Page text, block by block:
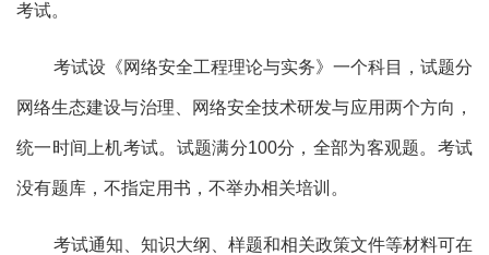
考试。
考试设《网络安全工程理论与实务》一个科目，试题分
网络生态建设与治理、网络安全技术研发与应用两个方向，
统一时间上机考试。试题满分100分，全部为客观题。考试
没有题库，不指定用书，不举办相关培训。
考试通知、知识大纲、样题和相关政策文件等材料可在